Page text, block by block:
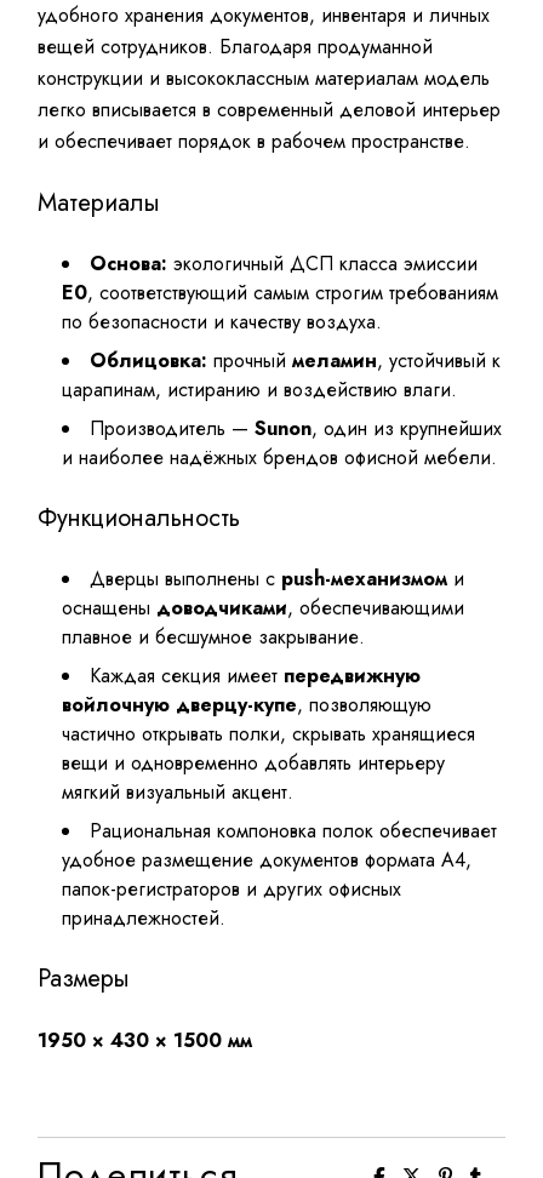
удобного хранения документов, инвентаря и личных
вещей сотрудников. Благодаря продуманной
конструкции и высококлассным материалам модель
легко вписывается в современный деловой интерьер
и обеспечивает порядок в рабочем пространстве.
Материалы
Основа: экологичный ДСП класса эмиссии
E0, соответствующий самым строгим требованиям
по безопасности и качеству воздуха.
Облицовка: прочныймеламин, устойчивый к
царапинам, истиранию и воздействию влаги.
Производитель —Sunon, один из крупнейших
и наиболее надёжных брендов офисной мебели.
Функциональность
Дверцы выполнены с push-механизмом и
оснащены доводчиками, обеспечивающими
плавное и бесшумное закрывание.
Каждая секция имеет передвижную
войлочную дверцу-купе, позволяющую
частично открывать полки, скрывать хранящиеся
вещи и одновременно добавлять интерьеру
мягкий визуальный акцент.
Рациональная компоновка полок обеспечивает
удобное размещение документов формата A4,
папок-регистраторов и других офисных
принадлежностей.
Размеры
1950 × 430 × 1500 мм